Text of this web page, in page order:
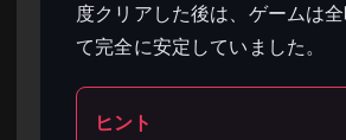
度クリアした後は、ゲームは
て完全に安定していました。
ヒント